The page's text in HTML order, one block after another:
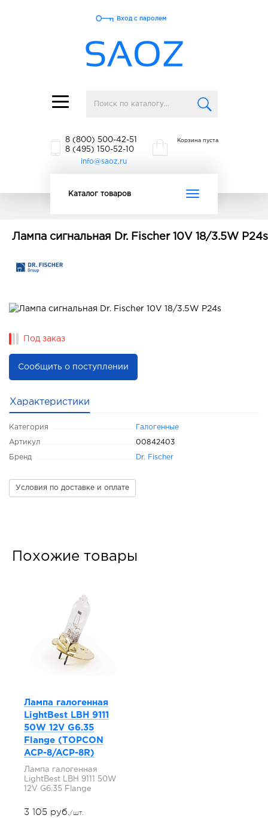
Toggle
navigation
Вход с паролем
8 (800) 500-42-51
8 (495) 150-52-10
info@saoz.ru
Корзина пуста
Toggle
Каталог товаров
Лампа сигнальная Dr. Fischer 10V 18/3.5W P24s
Под заказ
Сообщить о поступлении
Характеристики
Категория Галогенные
Артикул 00842403
Бренд Dr. Fischer
Условия по доставке и оплате
Похожие товары
Лампа галогенная
LightBest LBH 9111
50W 12V G6.35
Flange (TOPCON
ACP-8/ACP-8R)
Лампа галогенная
LightBest LBH 9111 50W
12V G6.35 Flange
3 105 руб./шт.